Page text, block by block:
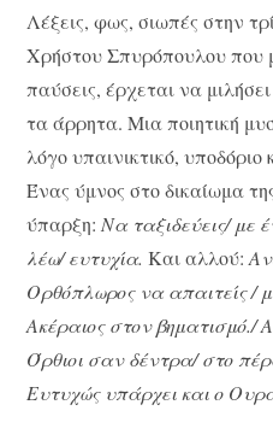
Λέξεις, φως, σιωπές στην
Χρήστου Σπυρόπουλου που
παύσεις, έρχεται να
τα άρρητα. Μια ποιητική
λόγο υπαινικτικό, υποδόριο
Ένας ύμνος στο δικαίωμα
ύπαρξη: Να ταξιδεύεις/ με
λέω/ ευτυχία.Και αλλού:
Ορθόπλωρος να απαιτείς /
Ακέραιος στον βηματισμό./
Όρθιοι σαν δέντρα/ στο
Ευτυχώς υπάρχει και ο